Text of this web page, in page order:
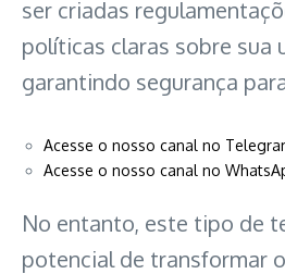
ser criadas
políticas claras sobre sua
garantindo segurança
Acesse o nosso canal no
Acesse o nosso canal no
No entanto, este tipo de
potencial de transformar